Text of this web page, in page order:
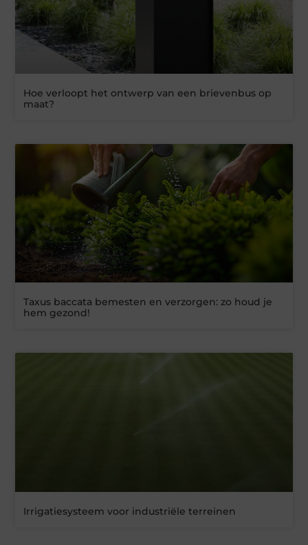
Hoe verloopt het ontwerp van een brievenbus op
maat?
Taxus baccata bemesten en verzorgen: zo houd je
hem gezond!
Irrigatiesysteem voor industriële terreinen